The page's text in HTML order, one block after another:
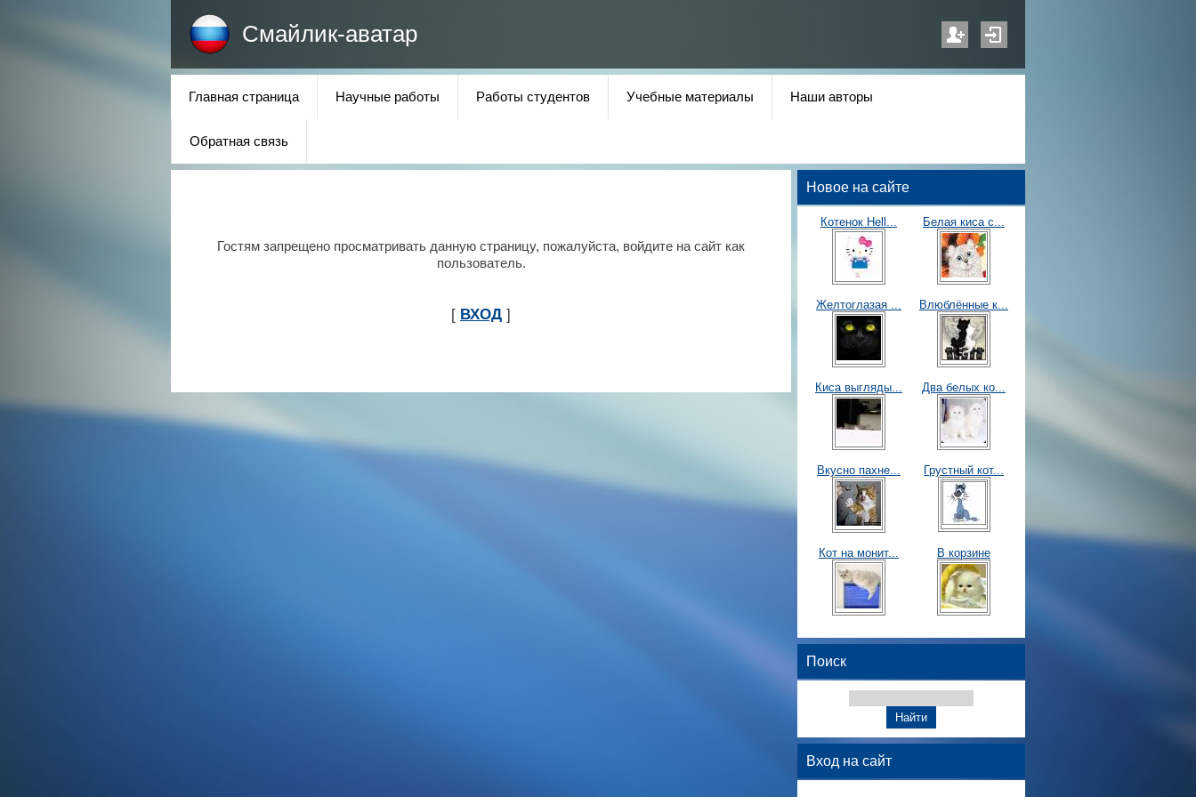
Смайлик-аватар
Главная страница Научные работы Работы студентов Учебные материалы Наши авторы
Обратная связь
Гостям запрещено просматривать данную страницу, пожалуйста, войдите на сайт как
пользователь.
[ ВХОД ]
Новое на сайте
Котенок Hell... Белая киса с...
Желтоглазая ... Влюблённые к...
Киса выгляды... Два белых ко...
Вкусно пахне... Грустный кот...
Кот на монит... В корзине
Поиск
Вход на сайт